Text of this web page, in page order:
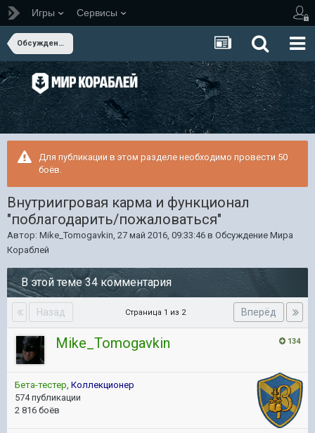
Игры Сервисы
Обсуждение Мира Кораблей
Для публикации в этом разделе необходимо провести 50
боёв.
Внутриигровая карма и функционал
"поблагодарить/пожаловаться"
Автор: Mike_Tomogavkin, 27 май 2016, 09:33:46 в Обсуждение Мира
Кораблей
В этой теме 34 комментария
Назад Вперёд
Страница 1 из 2
134
Mike_Tomogavkin
Бета-тестер, Коллекционер
574 публикации
2 816 боёв